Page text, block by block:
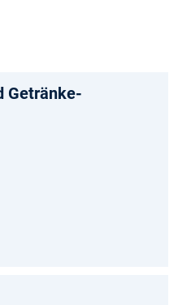
Getränke­